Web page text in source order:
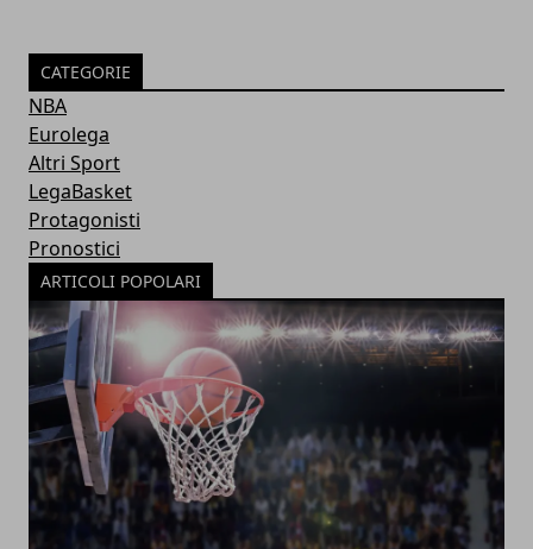
CATEGORIE
NBA
Eurolega
Altri Sport
LegaBasket
Protagonisti
Pronostici
ARTICOLI POPOLARI